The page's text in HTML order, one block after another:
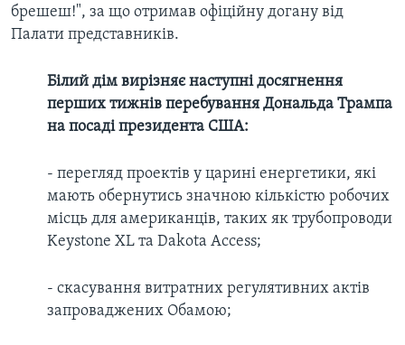
брешеш!", за що отримав офіційну догану від
Палати представників.
Білий дім вирізняє наступні досягнення
перших тижнів перебування Дональда Трампа
на посаді президента США:
- перегляд проектів у царині енергетики, які
мають обернутись значною кількістю робочих
місць для американців, таких як трубопроводи
Keystone XL та Dakota Access;
- скасування витратних регулятивних актів
запроваджених Обамою;